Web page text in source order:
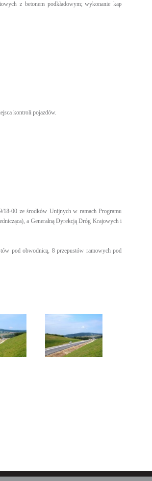
z betonem podkładowym; wykonanie kap
kontroli pojazdów.
00 ze środków Unijnych w ramach Programu
a Generalną Dyrekcją Dróg Krajowych i
pod obwodnicą, 8 przepustów ramowych pod